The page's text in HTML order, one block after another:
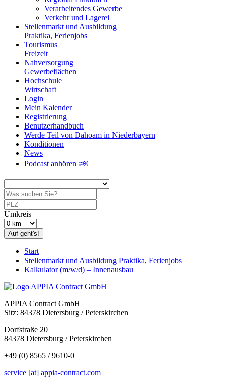
Verarbeitendes Gewerbe
Verkehr und Lagerei
Stellenmarkt und Ausbildung
Praktika, Ferienjobs
Tourismus
Freizeit
Nahversorgung
Gewerbeflächen
Hochschule
Wirtschaft
Login
Mein Kalender
Registrierung
Benutzerhandbuch
Werde Teil von Dahoam in Niederbayern
Konditionen
News
Podcast anhören 🕬
Umkreis
Auf geht's!
Start
Stellenmarkt und Ausbildung Praktika, Ferienjobs
Kalkulator (m/w/d) – Innenausbau
APPIA Contract GmbH
Sitz: 84378 Dietersburg / Peterskirchen
Dorfstraße 20
84378 Dietersburg / Peterskirchen
+49 (0) 8565 / 9610-0
service [at] appia-contract.com